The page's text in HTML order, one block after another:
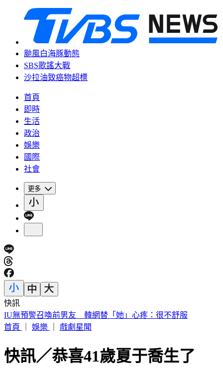
颱風白海豚動態
SBS歌謠大戰
沙拉油致癌物超標
首頁
即時
生活
政治
娛樂
國際
社會
更多
快訊
中國出入境新規將上路 陸委會曝「這類人」最危險
首頁
娛樂 戲劇星聞
快訊／恭喜41歲夏于喬生了